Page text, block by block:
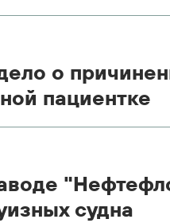
о
пациентке
судна